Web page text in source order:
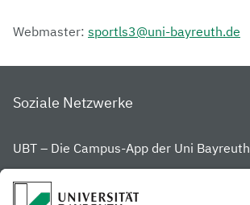
Webmaster: sportls3@uni-bayreuth.de
Soziale Netzwerke
UBT – Die Campus-App der Uni Bayreuth